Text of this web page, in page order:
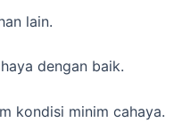
lain.
dengan baik.
kondisi minim cahaya.